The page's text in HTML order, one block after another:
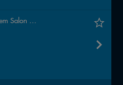
Salon …